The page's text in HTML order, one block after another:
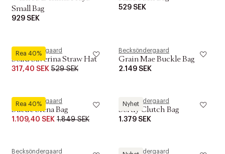
Small Bag
929 SEK
529 SEK
Rea 40%
Becksöndergaard
Solid Saverina Straw Hat
317,40 SEK 529 SEK
Becksöndergaard
Grain Mae Buckle Bag
2.149 SEK
Rea 40%
Becksöndergaard
Suede Siena Bag
1.109,40 SEK 1.849 SEK
Nyhet
Becksöndergaard
Softly Clutch Bag
1.379 SEK
Becksöndergaard Becksöndergaard